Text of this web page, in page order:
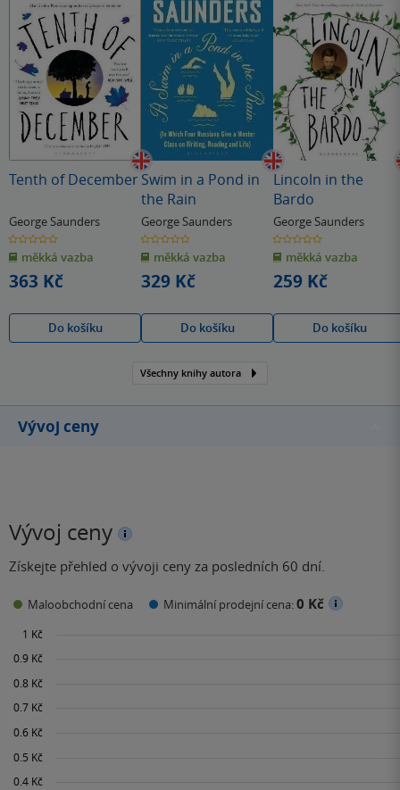
Tenth of December
George Saunders
0.0
z
5
hvězdiček
měkká vazba
363 Kč
Do košíku
Swim in a Pond in
the Rain
George Saunders
0.0
z
5
hvězdiček
měkká vazba
329 Kč
Do košíku
Lincoln in the
Bardo
George Saunders
0.0
z
5
hvězdiček
měkká vazba
259 Kč
Do košíku
Všechny knihy autora
Vývoj ceny
Vývoj ceny
Získejte přehled o vývoji ceny za posledních 60 dní.
Maloobchodní cena Minimální prodejní cena:0 Kč